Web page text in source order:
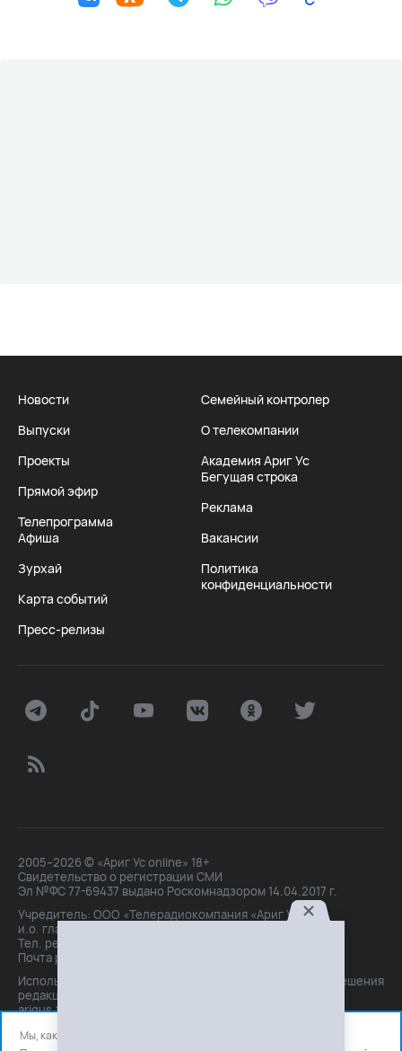
Новости
Выпуски
Проекты
Прямой эфир
Телепрограмма
Афиша
Зурхай
Карта событий
Пресс-релизы
Семейный контролер
О телекомпании
Академия Ариг Ус
Бегущая строка
Реклама
Вакансии
Политика
конфиденциальности
2005–2026 © «Ариг Ус online» 18+
Свидетельство о регистрации СМИ
Эл №ФС 77-69437 выдано Роскомнадзором 14.04.2017 г.
Учредитель: ООО «Телерадиокомпания «Ариг Ус»,
и.о. главного редактора: Маханова О.Б.
Тел. peдakции: +7(3012)21-30-14,
Почта peдakции: editor@arigus.tv
Использование материалов только с письменного разрешения
редакции. При цитировании прямая активная ссылка на
arigus.tv обязательна.
Мы, как и все используем файлы cookie и сервисы аналитики.